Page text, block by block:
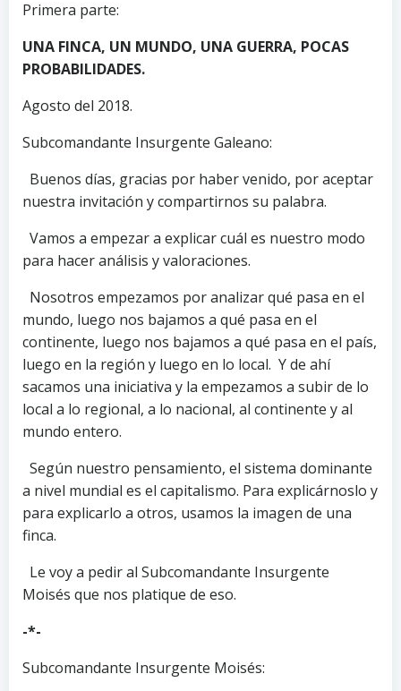
Primera parte:
UNA FINCA, UN MUNDO, UNA GUERRA, POCAS
PROBABILIDADES.
Agosto del 2018.
Subcomandante Insurgente Galeano:
Buenos días, gracias por haber venido, por aceptar
nuestra invitación y compartirnos su palabra.
Vamos a empezar a explicar cuál es nuestro modo
para hacer análisis y valoraciones.
Nosotros empezamos por analizar qué pasa en el
mundo, luego nos bajamos a qué pasa en el
continente, luego nos bajamos a qué pasa en el país,
luego en la región y luego en lo local. Y de ahí
sacamos una iniciativa y la empezamos a subir de lo
local a lo regional, a lo nacional, al continente y al
mundo entero.
Según nuestro pensamiento, el sistema dominante
a nivel mundial es el capitalismo. Para explicárnoslo y
para explicarlo a otros, usamos la imagen de una
finca.
Le voy a pedir al Subcomandante Insurgente
Moisés que nos platique de eso.
-*-
Subcomandante Insurgente Moisés: